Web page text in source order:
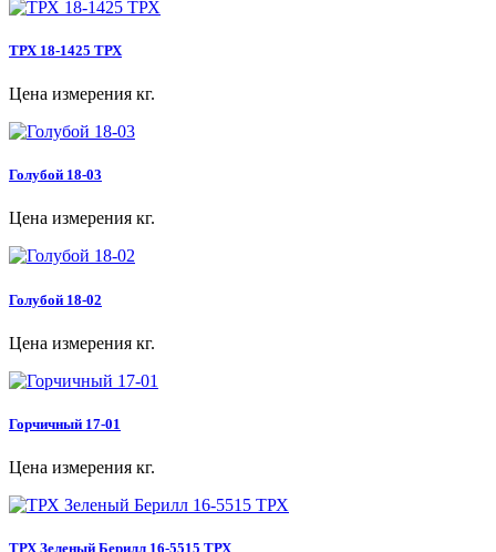
ТРХ 18-1425 ТРХ
Цена измерения кг.
Голубой 18-03
Цена измерения кг.
Голубой 18-02
Цена измерения кг.
Горчичный 17-01
Цена измерения кг.
ТРХ Зеленый Берилл 16-5515 ТРХ